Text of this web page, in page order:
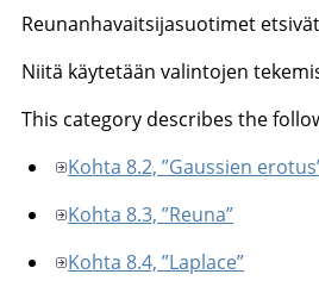
Reunanhavaitsijasuotimet
Niitä käytetään valintojen
This category describes the
Kohta 8.2, ”Gaussien
Kohta 8.3, ”Reuna”
Kohta 8.4, ”Laplace”